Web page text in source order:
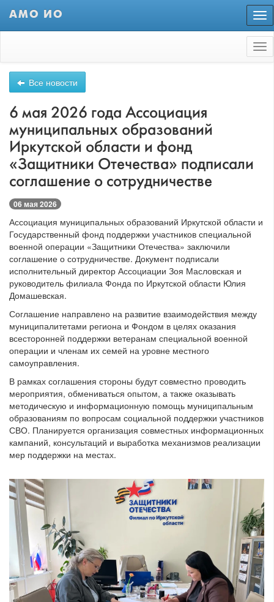
АМО ИО
Все новости
6 мая 2026 года Ассоциация
муниципальных образований
Иркутской области и фонд
«Защитники Отечества» подписали
соглашение о сотрудничестве
06 мая 2026
Ассоциация муниципальных образований Иркутской области и
Государственный фонд поддержки участников специальной
военной операции «Защитники Отечества» заключили
соглашение о сотрудничестве. Документ подписали
исполнительный директор Ассоциации Зоя Масловская и
руководитель филиала Фонда по Иркутской области Юлия
Домашевская.
Соглашение направлено на развитие взаимодействия между
муниципалитетами региона и Фондом в целях оказания
всесторонней поддержки ветеранам специальной военной
операции и членам их семей на уровне местного
самоуправления.
В рамках соглашения стороны будут совместно проводить
мероприятия, обмениваться опытом, а также оказывать
методическую и информационную помощь муниципальным
образованиям по вопросам социальной поддержки участников
СВО. Планируется организация совместных информационных
кампаний, консультаций и выработка механизмов реализации
мер поддержки на местах.